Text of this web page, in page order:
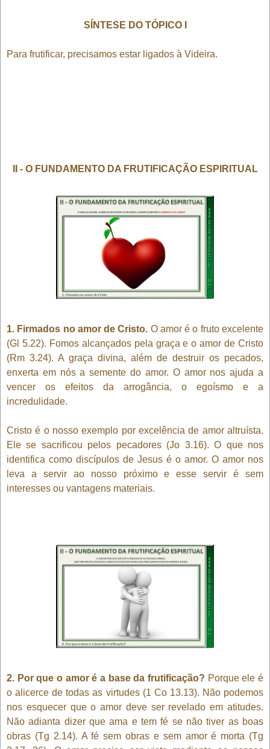
SÍNTESE DO TÓPICO I
Para frutificar, precisamos estar ligados à Videira.
II - O FUNDAMENTO DA FRUTIFICAÇÃO ESPIRITUAL
1. Firmados no amor de Cristo. O amor é o fruto excelente
(Gl 5.22). Fomos alcançados pela graça e o amor de Cristo
(Rm 3.24). A graça divina, além de destruir os pecados,
enxerta em nós a semente do amor. O amor nos ajuda a
vencer os efeitos da arrogância, o egoísmo e a
incredulidade.
Cristo é o nosso exemplo por excelência de amor altruísta.
Ele se sacrificou pelos pecadores (Jo 3.16). O que nos
identifica como discípulos de Jesus é o amor. O amor nos
leva a servir ao nosso próximo e esse servir é sem
interesses ou vantagens materiais.
2. Por que o amor é a base da frutificação? Porque ele é
o alicerce de todas as virtudes (1 Co 13.13). Não podemos
nos esquecer que o amor deve ser revelado em atitudes.
Não adianta dizer que ama e tem fé se não tiver as boas
obras (Tg 2.14). A fé sem obras e sem amor é morta (Tg